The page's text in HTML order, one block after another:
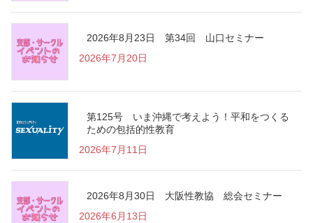
2026年8月23日 第34回 山口セミナー
2026年7月20日
第125号 いま沖縄で考えよう！平和をつくる
ための包括的性教育
2026年7月11日
2026年8月30日 大阪性教協 総会セミナー
2026年6月13日